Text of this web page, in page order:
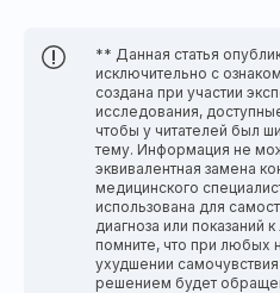
** Данная статья
исключительно с
создана при участии
исследования,
чтобы у читателей был
тему. Информация не
эквивалентная замена
медицинского
использована для
диагноза или показаний
помните, что при любых
ухудшении
решением будет